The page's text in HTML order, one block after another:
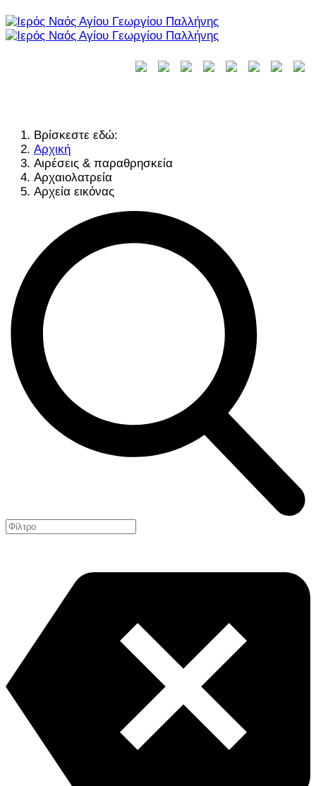
Βρίσκεστε εδώ:
Αρχική
Αιρέσεις & παραθρησκεία
Αρχαιολατρεία
Αρχεία εικόνας